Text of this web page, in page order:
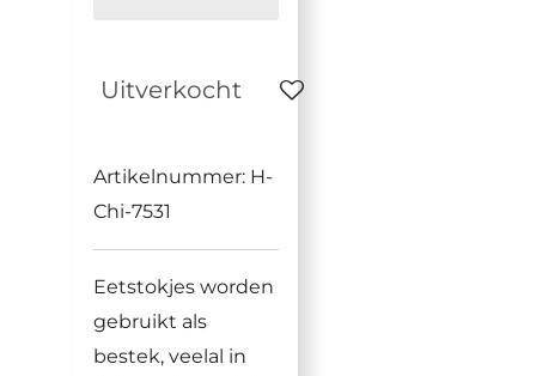
Uitverkocht
Artikelnummer: H-
Chi-7531
Eetstokjes worden
gebruikt als
bestek, veelal in